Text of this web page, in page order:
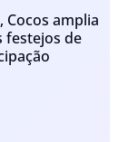
Cocos amplia
festejos de